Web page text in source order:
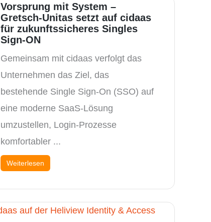
Vorsprung mit System –
Gretsch-Unitas setzt auf cidaas
für zukunftssicheres Singles
Sign-ON
Gemeinsam mit cidaas verfolgt das
Unternehmen das Ziel, das
bestehende Single Sign-On (SSO) auf
eine moderne SaaS-Lösung
umzustellen, Login-Prozesse
komfortabler ...
Weiterlesen